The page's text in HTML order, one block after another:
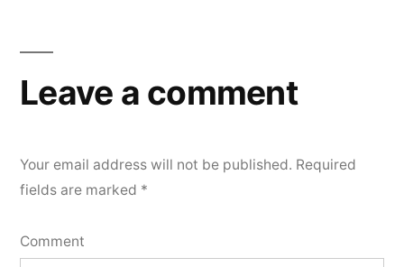
Leave a comment
Your email address will not be published. Required
fields are marked *
Comment